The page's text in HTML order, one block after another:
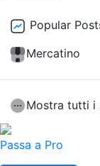
Popular
Mercatino
Mostra tutti i
Passa a Pro